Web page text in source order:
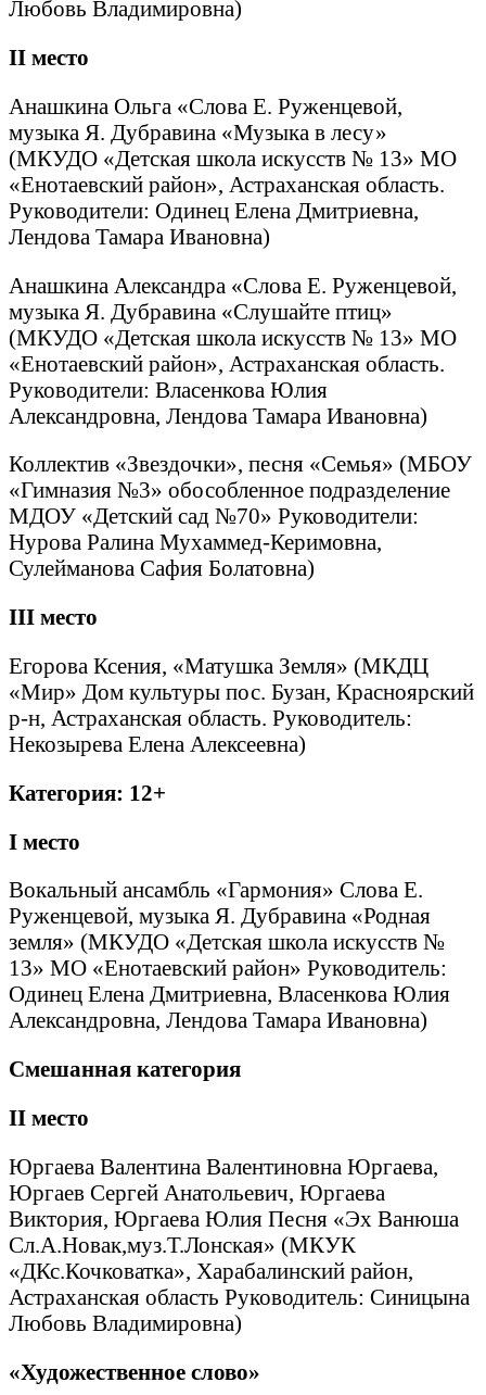
Любовь Владимировна)
II место
Анашкина Ольга «Слова Е. Руженцевой,
музыка Я. Дубравина «Музыка в лесу»
(МКУДО «Детская школа искусств № 13» МО
«Енотаевский район», Астраханская область.
Руководители: Одинец Елена Дмитриевна,
Лендова Тамара Ивановна)
Анашкина Александра «Слова Е. Руженцевой,
музыка Я. Дубравина «Слушайте птиц»
(МКУДО «Детская школа искусств № 13» МО
«Енотаевский район», Астраханская область.
Руководители: Власенкова Юлия
Александровна, Лендова Тамара Ивановна)
Коллектив «Звездочки», песня «Семья» (МБОУ
«Гимназия №3» обособленное подразделение
МДОУ «Детский сад №70» Руководители:
Нурова Ралина Мухаммед-Керимовна,
Сулейманова Сафия Болатовна)
III место
Егорова Ксения, «Матушка Земля» (МКДЦ
«Мир» Дом культуры пос. Бузан, Красноярский
р-н, Астраханская область. Руководитель:
Некозырева Елена Алексеевна)
Категория: 12+
I место
Вокальный ансамбль «Гармония» Слова Е.
Руженцевой, музыка Я. Дубравина «Родная
земля» (МКУДО «Детская школа искусств №
13» МО «Енотаевский район» Руководитель:
Одинец Елена Дмитриевна, Власенкова Юлия
Александровна, Лендова Тамара Ивановна)
Смешанная категория
II место
Юргаева Валентина Валентиновна Юргаева,
Юргаев Сергей Анатольевич, Юргаева
Виктория, Юргаева Юлия Песня «Эх Ванюша
Сл.А.Новак,муз.Т.Лонская» (МКУК
«ДКс.Кочковатка», Харабалинский район,
Астраханская область Руководитель: Синицына
Любовь Владимировна)
«Художественное слово»